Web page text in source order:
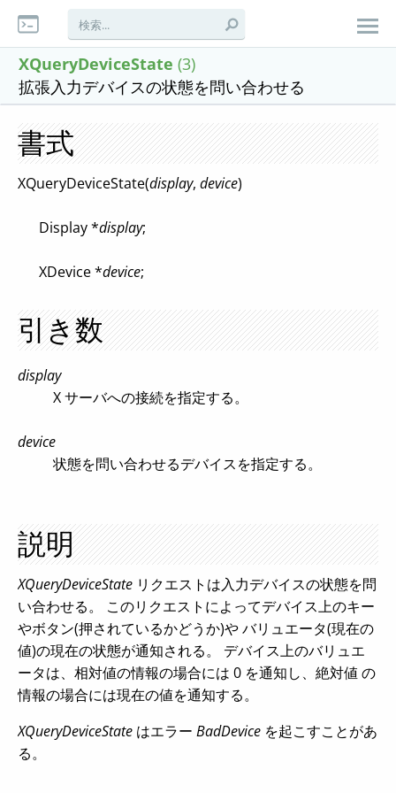
XQueryDeviceState (3)
拡張入力デバイスの状態を問い合わせる
書式
XQueryDeviceState(display, device)
Display *display;
XDevice *device;
引き数
display
X サーバへの接続を指定する。
device
状態を問い合わせるデバイスを指定する。
説明
XQueryDeviceState リクエストは入力デバイスの状態を問
い合わせる。 このリクエストによってデバイス上のキー
やボタン(押されているかどうか)や バリュエータ(現在の
値)の現在の状態が通知される。 デバイス上のバリュエ
ータは、相対値の情報の場合には 0 を通知し、絶対値 の
情報の場合には現在の値を通知する。
XQueryDeviceState はエラー BadDevice を起こすことがあ
る。